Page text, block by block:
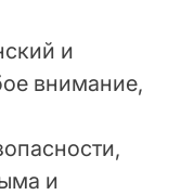
и
внимание,
и